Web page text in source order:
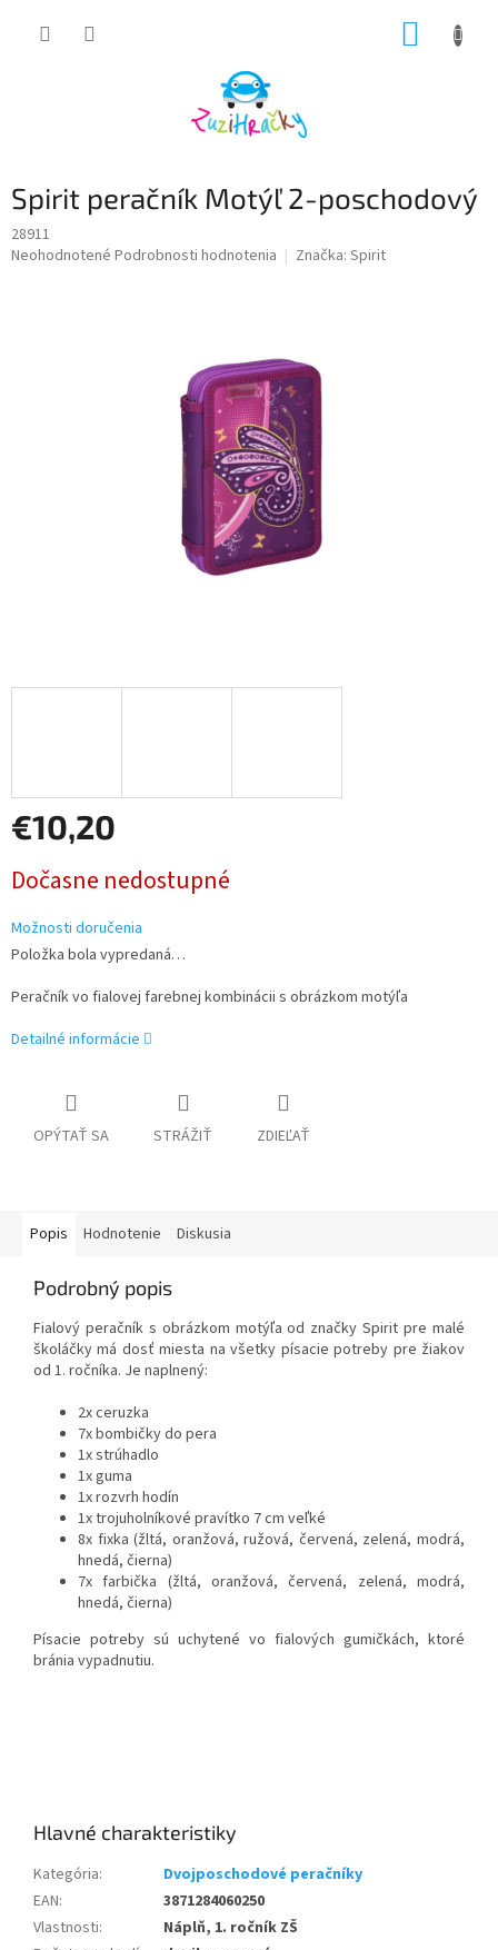
Spirit peračník Motýľ 2-poschodový
28911
Priemerné
Neohodnotené Podrobnosti hodnotenia Značka: Spirit
€10,20
cena:
Dočasne nedostupné
Možnosti doručenia
Položka bola vypredaná…
Peračník vo fialovej farebnej kombinácii s obrázkom motýľa
Detailné informácie
OPÝTAŤ SA STRÁŽIŤ ZDIEĽAŤ
Popis Hodnotenie Diskusia
Podrobný popis
Fialový peračník s obrázkom motýľa od značky Spirit pre malé
školáčky má dosť miesta na všetky písacie potreby pre žiakov
od 1. ročníka. Je naplnený:
2x ceruzka
7x bombičky do pera
1x strúhadlo
1x guma
1x rozvrh hodín
1x trojuholníkové pravítko 7 cm veľké
8x fixka (žltá, oranžová, ružová, červená, zelená, modrá,
hnedá, čierna)
7x farbička (žltá, oranžová, červená, zelená, modrá,
hnedá, čierna)
Písacie potreby sú uchytené vo fialových gumičkách, ktoré
bránia vypadnutiu.
Kategória:
Dvojposchodové peračníky
EAN:
3871284060250
Vlastnosti:
Náplň, 1. ročník ZŠ